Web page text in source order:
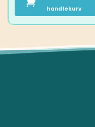
handlekurv